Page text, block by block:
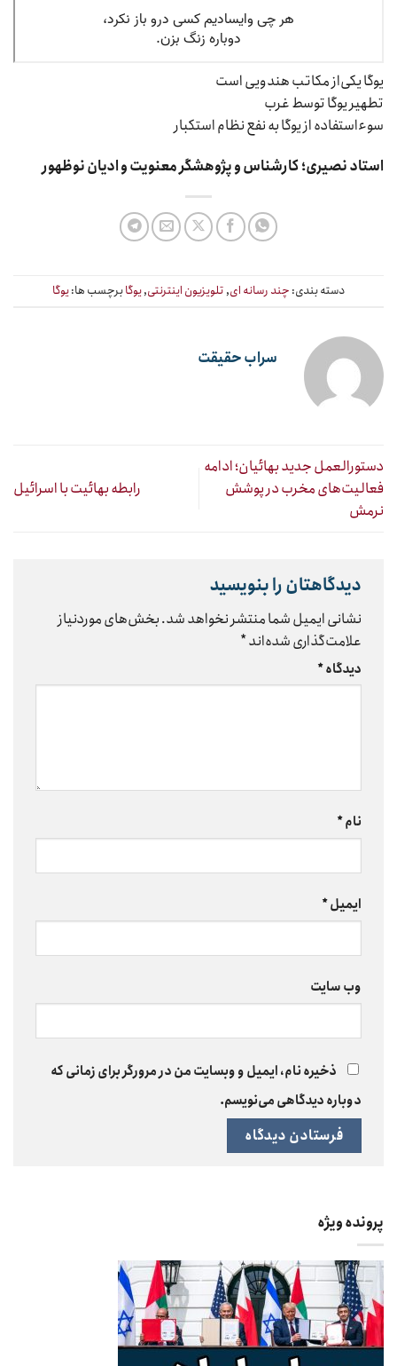
یوگا یکی‌از مکاتب هندویی است
تطهیر یوگا توسط غرب
سوءاستفاده از یوگا به نفع نظام استکبار
استاد نصیری؛ کارشناس و پژوهشگر معنویت و ادیان نوظهور
دسته بندی: چند رسانه ای, تلویزیون اینترنتی,یوگابرچسب ها:یوگا
سراب حقیقت
دستورالعمل جدید بهائیان؛ ادامه
فعالیت‌های مخرب در پوشش
نرمش
رابطه بهائیت با اسرائیل
دیدگاهتان را بنویسید
نشانی ایمیل شما منتشر نخواهد شد.بخش‌های موردنیاز
علامت‌گذاری شده‌اند*
دیدگاه*
نام*
ایمیل*
وب‌ سایت
ذخیره نام، ایمیل و وبسایت من در مرورگر برای زمانی که
دوباره دیدگاهی می‌نویسم.
پرونده ویژه